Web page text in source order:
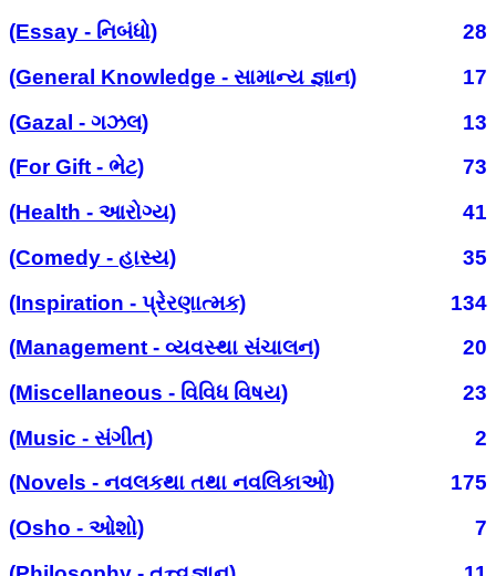
(Essay - નિબંધો)
28
(General Knowledge - સામાન્ય જ્ઞાન)
17
(Gazal - ગઝલ)
13
(For Gift - ભેટ)
73
(Health - આરોગ્ય)
41
(Comedy - હાસ્ય)
35
(Inspiration - પ્રેરણાત્મક)
134
(Management - વ્યવસ્થા સંચાલન)
20
(Miscellaneous - વિવિધ વિષય)
23
(Music - સંગીત)
2
(Novels - નવલકથા તથા નવલિકાઓ)
175
(Osho - ઓશો)
7